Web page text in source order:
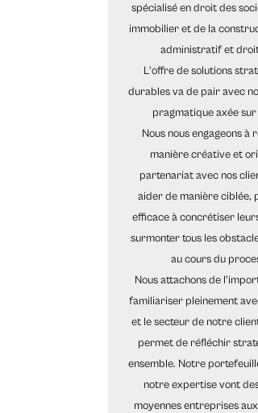
spécialisé en droit des
immobilier et de la
administratif et
L'offre de solutions
durables va de pair avec
pragmatique axée sur
Nous nous engageons à
manière créative et
partenariat avec nos
aider de manière ciblée,
efficace à concrétiser
surmonter tous les
au cours du
Nous attachons de
familiariser pleinement
et le secteur de notre
permet de réfléchir
ensemble. Notre
notre expertise vont
moyennes entreprises